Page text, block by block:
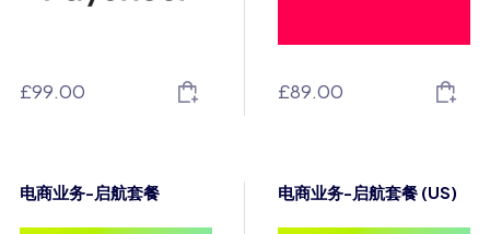
£99.00 £89.00
电商业务-启航套餐 电商业务-启航套餐 (US)